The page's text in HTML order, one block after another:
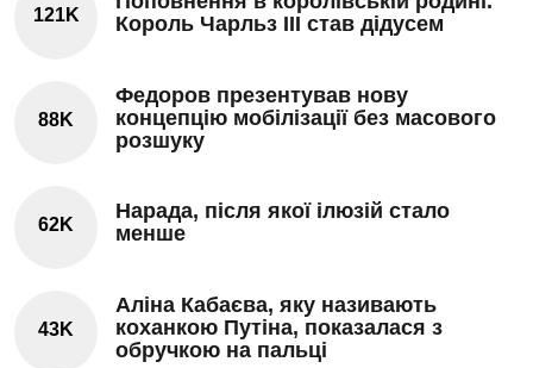
121K
Король Чарльз III став дідусем
88K
Федоров презентував нову
концепцію мобілізації без масового
розшуку
62K
Нарада, після якої ілюзій стало
менше
43K
Аліна Кабаєва, яку називають
коханкою Путіна, показалася з
обручкою на пальці